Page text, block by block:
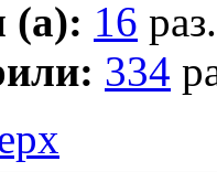
(а): 16 раз.
334